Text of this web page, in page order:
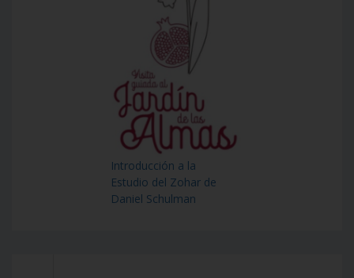
Introducción a la
Estudio del Zohar de
Daniel Schulman